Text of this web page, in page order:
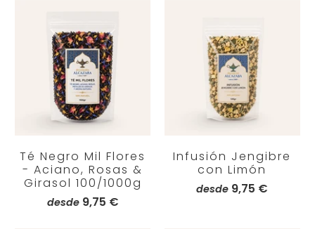
Té Negro Mil Flores
- Aciano, Rosas &
Girasol 100/1000g
desde 9,75 €
Infusión Jengibre
con Limón
desde 9,75 €